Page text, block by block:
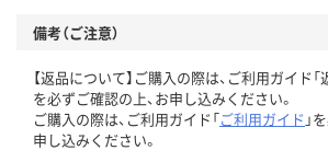
備考（ご注意）
【返品について】ご購入の際は、ご利用ガイド「
を必ずご確認の上、お申し込みください。
ご購入の際は、ご利用ガイド「ご利用ガイド 」
申し込みください。